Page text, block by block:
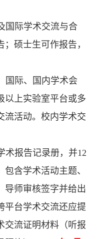
国际学术交流与合
硕士生可作报告，
国际、国内学术会
以上实验室平台或多
流活动。校内学术交
术报告记录册，并12
包含学术活动主题、
导师审核签字并给出
平台学术交流还应提
交流证明材料（听报